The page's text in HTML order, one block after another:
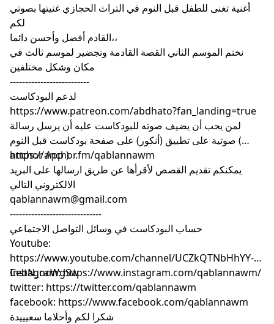
أغنية تغنى للطفل قبل النوم في التراث الحجازي غنيتها بصوتي
لكم
القادم أفضل وأحسن دائما،،
نختم الموسم الثاني القصة القادمة وتجضير لموسم ثالث في
مكان وشكل مختلفين
--------------------------
لدعم البودكاست
https://www.patreon.com/abdhato?fan_landing=true
لمن يحب أن يضيف صوته للبودكاست عليه أن يرسل رسالة
صوتية على تطبيق (أنكور) على صفحة بودكاست قبل النوم (
anchor App )
https://anchor.fm/qablannawm
يمكنكم تقديم القصص لأقرأها عن طريق ارسالها على البريد
الالكتروني التالي
qablannawm@gmail.com
------------------------------
حساب البودكاست في وسائل التواصل الاجتماعي
Youtube:
https://www.youtube.com/channel/UCZkQTNbHhYY-
CebN_ocWgSw
Instagram: https://www.instagram.com/qablannawm/
twitter: https://twitter.com/qablannawm
facebook: https://www.facebook.com/qablannawm
شكرا لكم وأحلاما سعيييدة